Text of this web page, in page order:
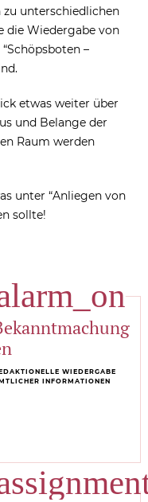
unterschiedlichen
die Wiedergabe von
–
etwas weiter über
und Belange der
Raum werden
unter “Anliegen von
sollte!
WIEDERGABE
INFORMATIONEN